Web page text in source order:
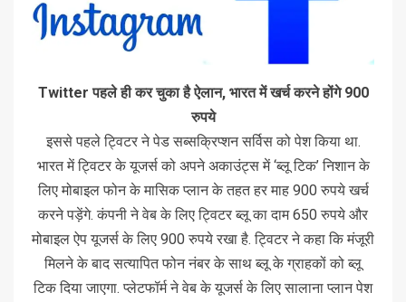
Twitter पहले ही कर चुका है ऐलान, भारत में खर्च करने होंगे 900
रुपये
इससे पहले ट्विटर ने पेड सब्सक्रिप्शन सर्विस को पेश किया था.
भारत में ट्विटर के यूजर्स को अपने अकाउंट्स में ‘ब्लू टिक’ निशान के
लिए मोबाइल फोन के मासिक प्लान के तहत हर माह 900 रुपये खर्च
करने पड़ेंगे. कंपनी ने वेब के लिए ट्विटर ब्लू का दाम 650 रुपये और
मोबाइल ऐप यूजर्स के लिए 900 रुपये रखा है. ट्विटर ने कहा कि मंजूरी
मिलने के बाद सत्यापित फोन नंबर के साथ ब्लू के ग्राहकों को ब्लू
टिक दिया जाएगा. प्लेटफॉर्म ने वेब के यूजर्स के लिए सालाना प्लान पेश